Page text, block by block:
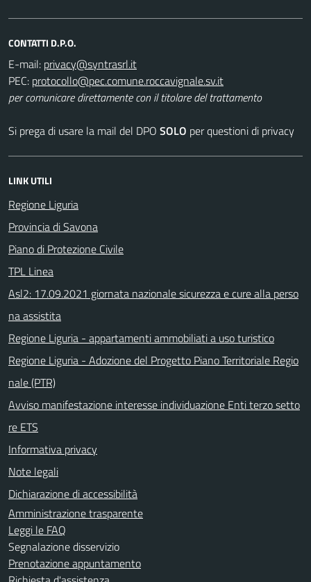
CONTATTI D.P.O.
E-mail:
PEC:
per comunicare direttamente con il titolare del trattamento
Si prega di usare la mail del DPO SOLO per questioni di privacy
LINK UTILI
Regione Liguria
Provincia di Savona
Piano di Protezione Civile
TPL Linea
Asl2: 17.09.2021 giornata nazionale sicurezza e cure alla perso
na assistita
Regione Liguria - appartamenti ammobiliati a uso turistico
Regione Liguria - Adozione del Progetto Piano Territoriale Regio
nale (PTR)
Avviso manifestazione interesse individuazione Enti terzo setto
re ETS
Informativa privacy
Note legali
Dichiarazione di accessibilità
Amministrazione trasparente
Leggi le FAQ
Segnalazione disservizio
Prenotazione appuntamento